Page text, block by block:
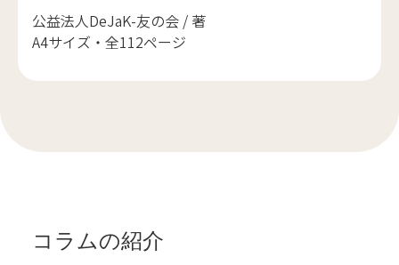
公益法人DeJaK-友の会 / 著
A4サイズ・全112ページ
コラムの紹介